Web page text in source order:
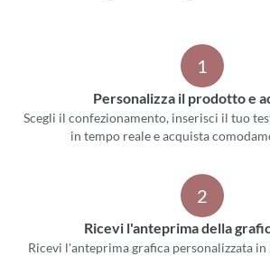
1
Personalizza il prodotto e
Scegli il confezionamento, inserisci il tuo
in tempo reale e acquista
2
Ricevi l'anteprima della
Ricevi l'anteprima grafica personalizzata